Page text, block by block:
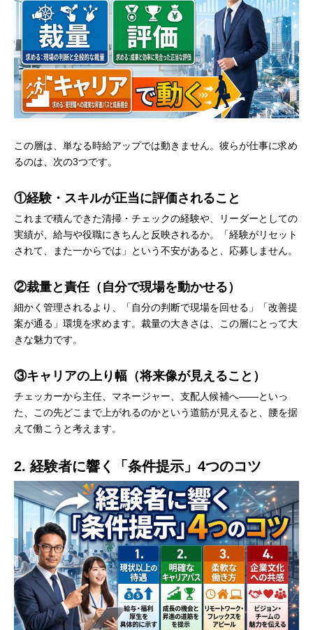
この層は、単なる時給アップでは動きません。彼らが仕事に求め
るのは、次の3つです。
①経験・スキルが正当に評価されること
これまで積んできた清掃・チェックの経験や、リーダーとしての
実績が、給与や役職にきちんと反映されるか。「経験がリセット
されて、また一からでは」という不安があると、応募しません。
②裁量と責任（自分で現場を動かせる）
細かく管理されるより、「自分の判断で現場を回せる」「改善提
案が通る」環境を求めます。裁量の大きさは、この層にとって大
きな魅力です。
③キャリアの上り幅（将来像が見えること）
チェッカーから主任、マネージャー、支配人候補へ——といっ
た、この先どこまで上がれるのかという道筋が見えると、腰を据
えて働こうと考えます。
2. 経験者に響く「条件提示」4つのコツ